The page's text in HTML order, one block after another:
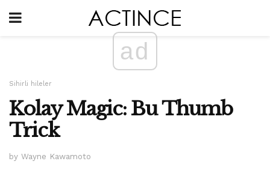
ad
Sihirli hileler
Kolay Magic: Bu Thumb
Trick
by Wayne Kawamoto